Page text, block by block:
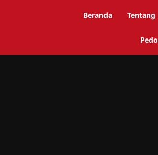
Beranda Tentang